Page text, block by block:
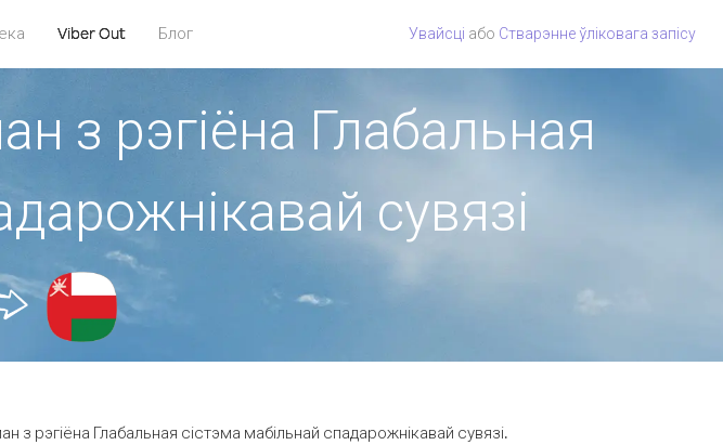
Viber Out Блог Увайсці або Стварэнне ўліковага запісу
з рэгіёна Глабальная
сувязі
рэгіёна Глабальная сістэма мабільнай спадарожнікавай сувязі.